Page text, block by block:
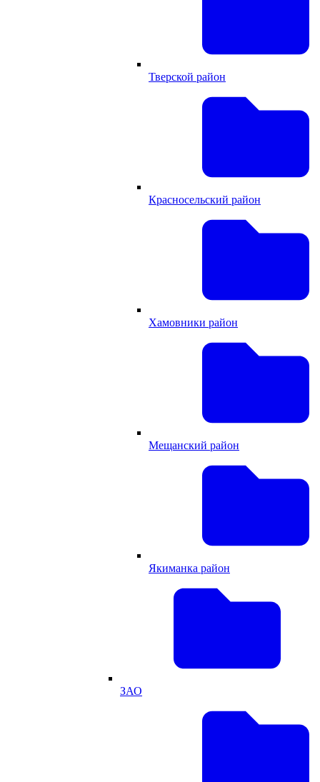
Тверской район
Красносельский район
Хамовники район
Мещанский район
Якиманка район
ЗАО